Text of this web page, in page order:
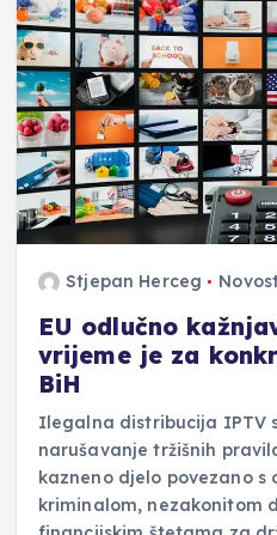
Stjepan Herceg
EU odlučno
vrijeme je za
BiH
Ilegalna distribucija IPTV
narušavanje tržišnih
kazneno djelo povezano s
kriminalom, nezakonitom